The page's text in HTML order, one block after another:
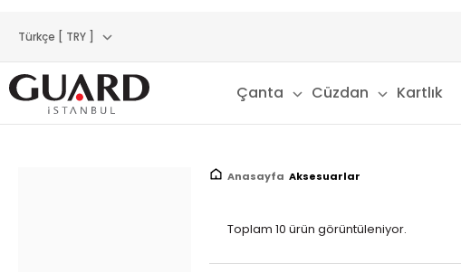
Türkçe [ TRY ]
Çanta Cüzdan Kartlık
Anasayfa Aksesuarlar
Toplam 10 ürün görüntüleniyor.